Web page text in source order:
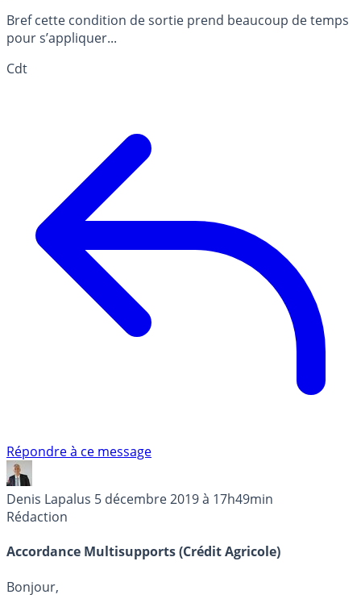
Bref cette condition de sortie prend beaucoup de temps
pour s’appliquer...
Cdt
Répondre à ce message
Denis Lapalus 5 décembre 2019 à 17h49min
Rédaction
Accordance Multisupports (Crédit Agricole)
Bonjour,